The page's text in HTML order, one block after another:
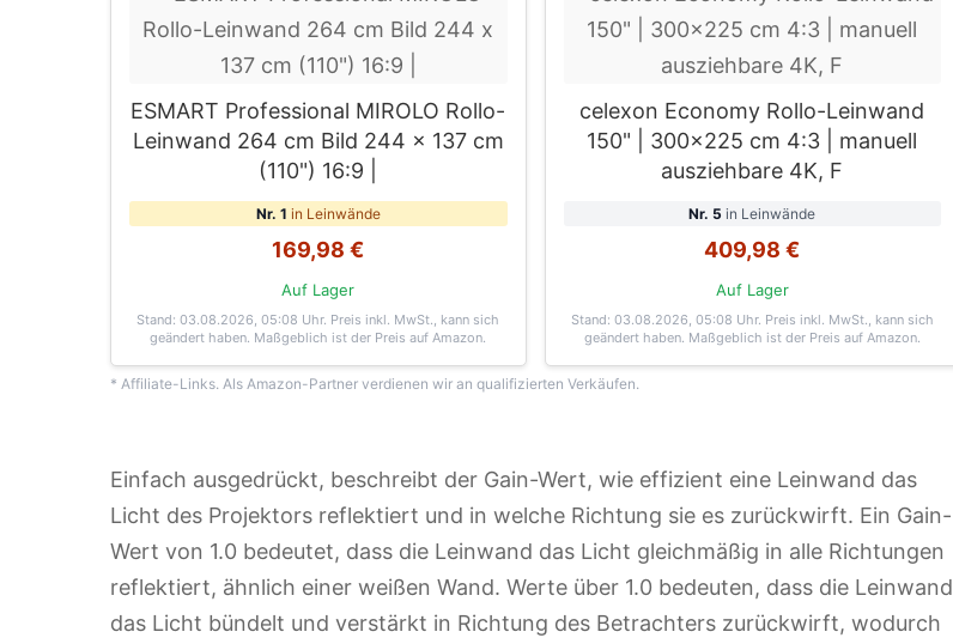
ESMART Professional MIROLO Rollo-
Leinwand 264 cm Bild 244 x 137 cm
(110") 16:9 |
Nr. 1 in Leinwände
169,98 €
Auf Lager
Stand: 03.08.2026, 05:08 Uhr. Preis inkl. MwSt., kann sich
geändert haben. Maßgeblich ist der Preis auf Amazon.
celexon Economy Rollo-Leinwand
150" | 300x225 cm 4:3 | manuell
ausziehbare 4K, F
Nr. 5 in Leinwände
409,98 €
Auf Lager
Stand: 03.08.2026, 05:08 Uhr. Preis inkl. MwSt., kann sich
geändert haben. Maßgeblich ist der Preis auf Amazon.
* Affiliate-Links. Als Amazon-Partner verdienen wir an qualifizierten Verkäufen.
Einfach ausgedrückt, beschreibt der Gain-Wert, wie effizient eine Leinwand das
Licht des Projektors reflektiert und in welche Richtung sie es zurückwirft. Ein Gain-
Wert von 1.0 bedeutet, dass die Leinwand das Licht gleichmäßig in alle Richtungen
reflektiert, ähnlich einer weißen Wand. Werte über 1.0 bedeuten, dass die Leinwand
das Licht bündelt und verstärkt in Richtung des Betrachters zurückwirft, wodurch